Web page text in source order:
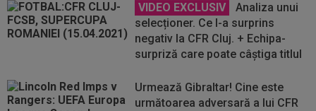
VIDEO EXCLUSIV
Analiza unui
selecționer. Ce l-a surprins
negativ la CFR Cluj. + Echipa-
surpriză care poate câștiga titlul
Urmează Gibraltar! Cine este
următoarea adversară a lui CFR